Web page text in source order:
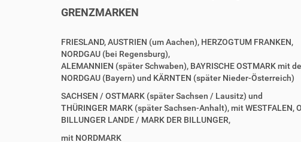
GRENZMARKEN
FRIESLAND, AUSTRIEN (um Aachen), HERZOGTUM FRANKEN,
NORDGAU (bei Regensburg),
ALEMANNIEN (später Schwaben), BAYRISCHE OSTMARK mit
NORDGAU (Bayern) und KÄRNTEN (später Nieder-Österreich)
SACHSEN / OSTMARK (später Sachsen / Lausitz) und
THÜRINGER MARK (später Sachsen-Anhalt), mit WESTFALEN,
BILLUNGER LANDE / MARK DER BILLUNGER,
mit NORDMARK